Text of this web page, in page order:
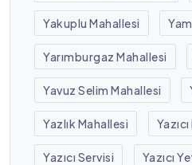
Yakuplu Mahallesi
Yarımburgaz Mahallesi
Yavuz Selim Mahallesi
Yazlık Mahallesi
Yazıcı Servisi Yazıcı